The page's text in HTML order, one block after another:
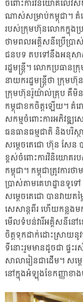
ចំពោះការវិនិយោគលើវិ
ណាស់សម្រាប់កម្ពុជា។ គំ
របស់ក្រុមហ៊ុនលោកក្នុងប្
ថាមពលអគ្គិសនីប្រើប្រ
ជនបទ តបទៅនឹងអនុសា
រដ្ឋមន្រ្តី។ លោកប្រធាន
នាយករដ្ឋមន្រ្តីថា ក្រុ
ក្រុមហ៊ុនរ៉ូយ៉ាល់គ្រុប គឺមិនធ្
កម្ពុជាខកចិត្តឡើយ។ គំ
សកម្មចំពោះការអភិវឌ្ឍ
ធនធានធម្មជាតិ និងបរិ
សម្តេចតេជោ ហ៊ុន សែន ប
ខ្ពស់ចំពោះការវិនិយោ
កម្ពុជា។ កម្ពុជាត្រូវការ
ប្រាស់តាមគេហដ្ឋានទូទ
សម្តេចតេជោ បានវាយត
សេសាន្តពីរ ហើយកន្លងម
មើលទំបន់វារីអគ្គិសនីនៅ
ចិត្តទុកដាក់ដោះស្រាយនូ
ទីនោះរួមមានដូចជា ផ្ទះ
សាលារៀនជាដើម។ សម្
នៅក្នុងអំឡុងខែកញ្ញាខា